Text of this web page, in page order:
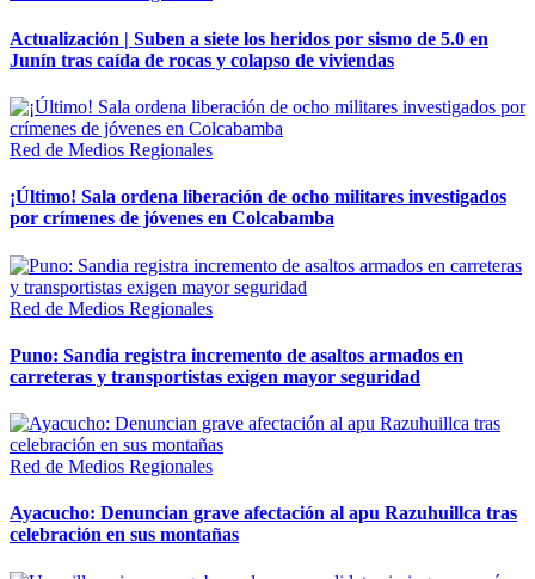
Actualización | Suben a siete los heridos por sismo de 5.0 en
Junín tras caída de rocas y colapso de viviendas
Red de Medios Regionales
¡Último! Sala ordena liberación de ocho militares investigados
por crímenes de jóvenes en Colcabamba
Red de Medios Regionales
Puno: Sandia registra incremento de asaltos armados en
carreteras y transportistas exigen mayor seguridad
Red de Medios Regionales
Ayacucho: Denuncian grave afectación al apu Razuhuillca tras
celebración en sus montañas